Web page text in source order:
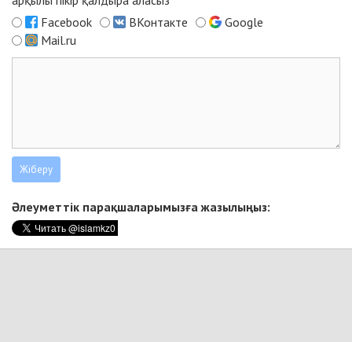
Facebook
ВКонтакте
Google
Mail.ru
Әлеуметтік парақшаларымызға жазылыңыз: